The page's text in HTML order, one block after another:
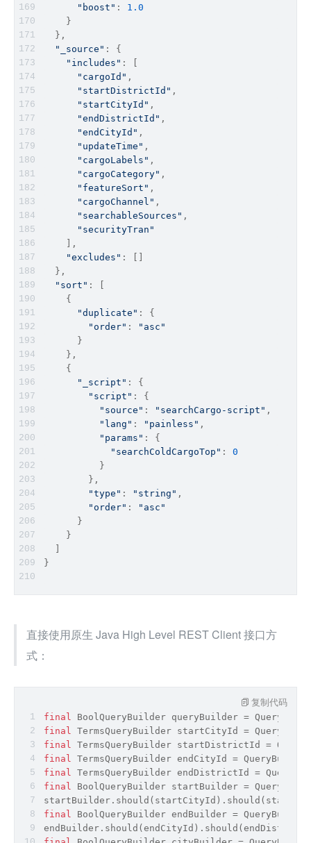
"boost" : 1.0
    }
  },
"_source" : {
"includes" : [
"cargoId" ,
"startDistrictId" ,
"startCityId" ,
"endDistrictId" ,
"endCityId" ,
"updateTime" ,
"cargoLabels" ,
"cargoCategory" ,
"featureSort" ,
"cargoChannel" ,
"searchableSources" ,
"securityTran"
    ],
"excludes" : []
  },
"sort" : [
    {
"duplicate" : {
"order" :
"asc"
      }
    },
    {
"_script" : {
"script" : {
"source" : "searchCargo-script" ,
"lang" : "painless" ,
"params" : {
"searchColdCargoTop" : 0
          }
        },
"type" : "string" ,
"order" :
"asc"
      }
    }
}
直接使用原生 Java High Level REST Client 接口方
式：
final BoolQueryBuilder queryBuilder =
final TermsQueryBuilder startCityId =
final TermsQueryBuilder startDistrictId =
final TermsQueryBuilder endCityId =
final TermsQueryBuilder endDistrictId =
final BoolQueryBuilder startBuilder =
final BoolQueryBuilder endBuilder =
复制代码